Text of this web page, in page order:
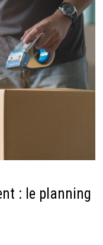
: le planning